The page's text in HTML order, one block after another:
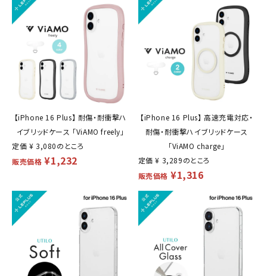
【iPhone 16 Plus】 耐傷・耐衝撃ハ
イブリッドケース 「ViAMO freely」
定価 ¥ 3,080のところ
販売価格 ¥1,232
【iPhone 16 Plus】 高速充電対応・
耐傷・耐衝撃ハイブリッドケース
「ViAMO charge」
定価 ¥ 3,289のところ
販売価格 ¥1,316